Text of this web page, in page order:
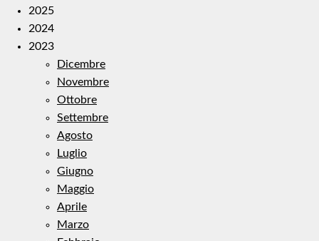
2025
2024
2023
Dicembre
Novembre
Ottobre
Settembre
Agosto
Luglio
Giugno
Maggio
Aprile
Marzo